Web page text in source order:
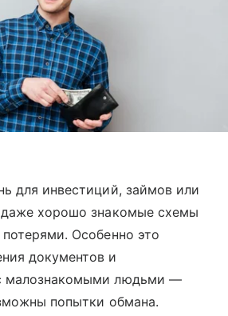
для инвестиций, займов или
даже хорошо знакомые схемы
Особенно это
документов и
малознакомыми людьми —
попытки обмана.